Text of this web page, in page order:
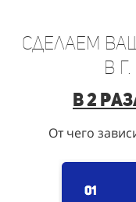
Сделаем
в
в 2
От чего